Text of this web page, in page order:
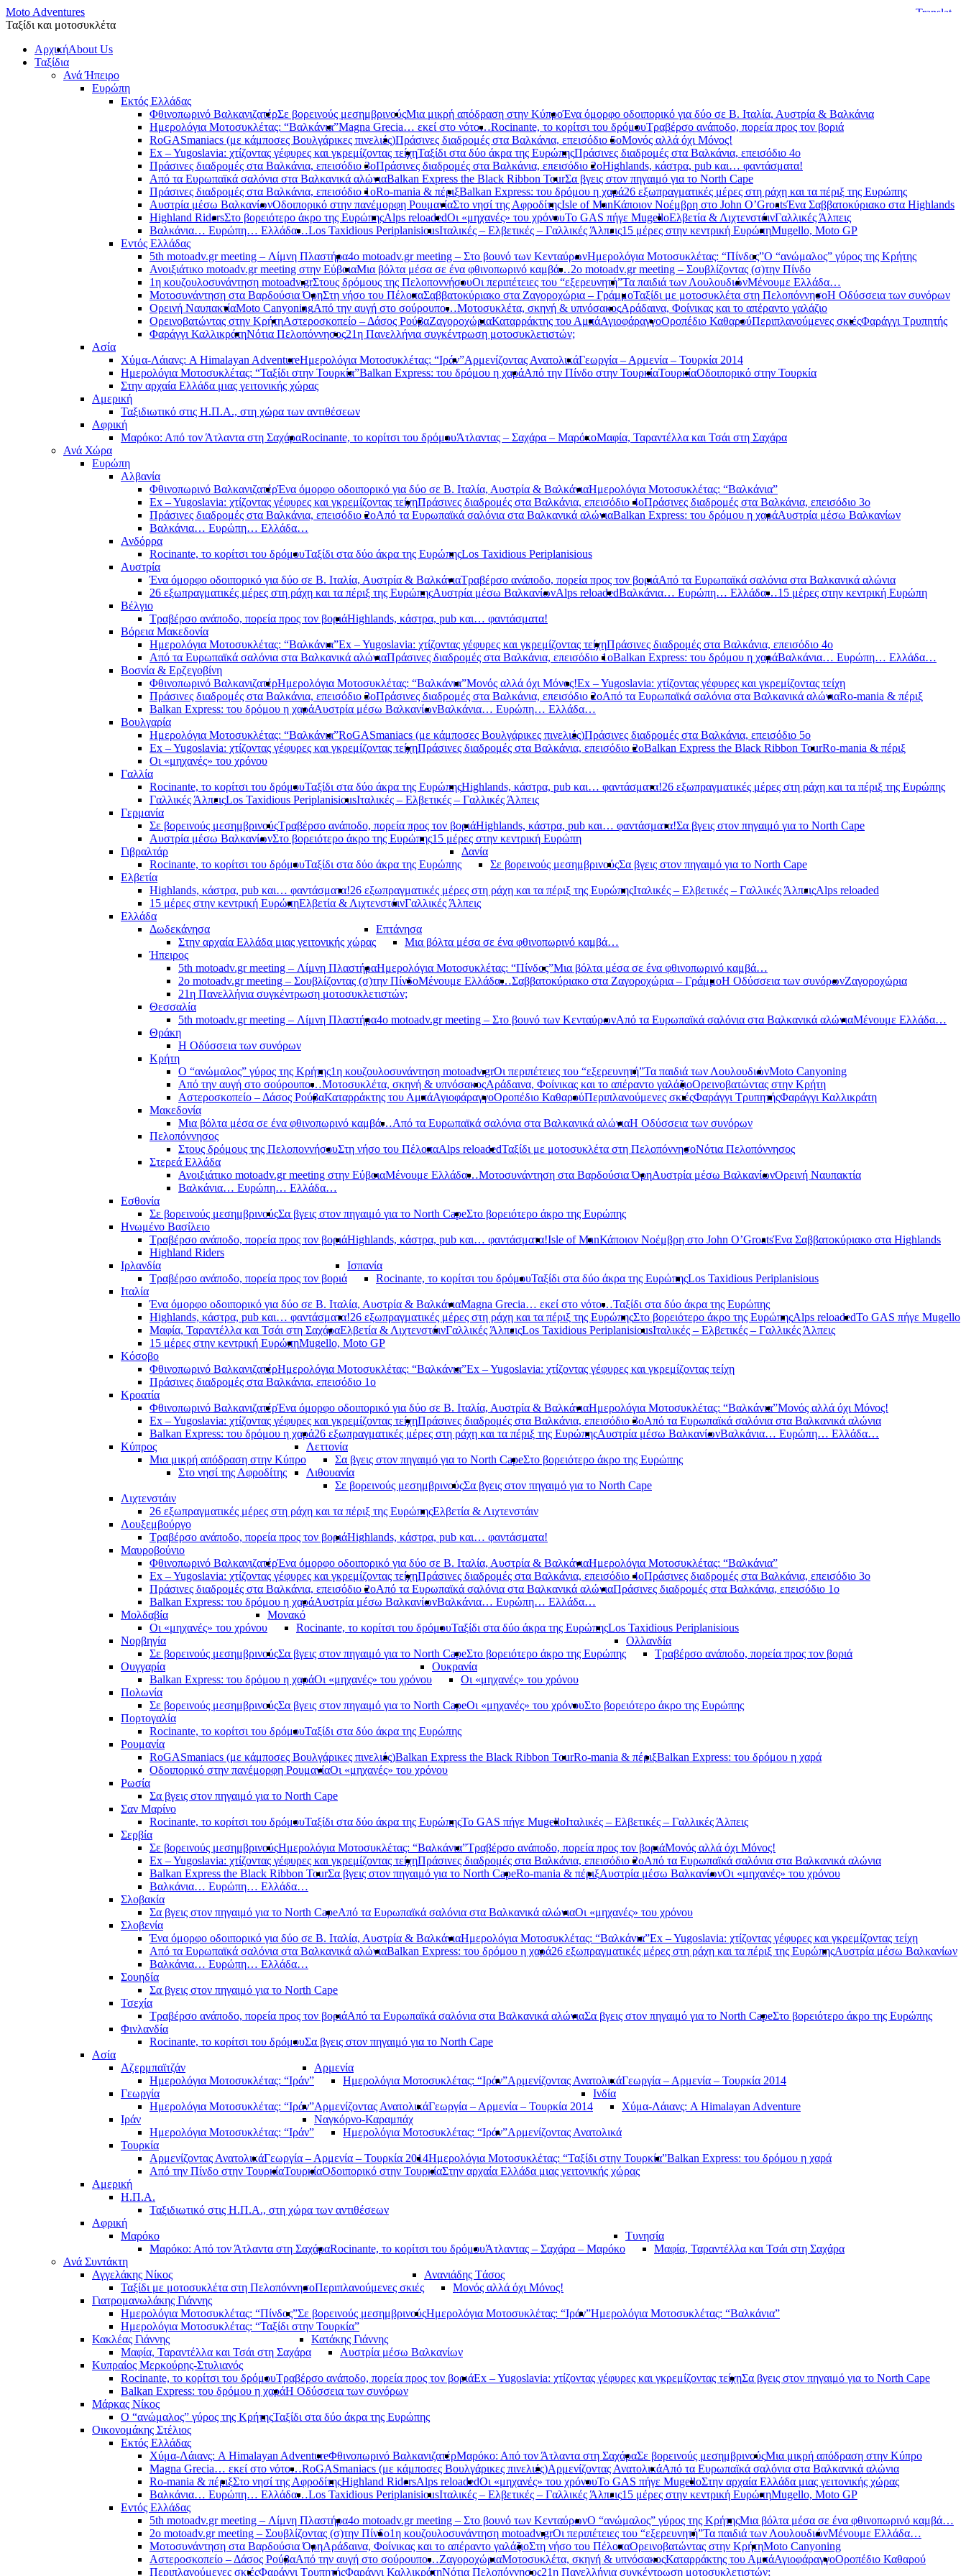
Moto Adventures
Ταξίδι και μοτοσυκλέτα
ΑρχικήAbout Us
Ταξίδια
Ανά Ήπειρο
Ευρώπη
Εκτός Ελλάδας
Φθινοπωρινό ΒαλκανιζατέρΣε βορεινούς μεσημβρινούςΜια μικρή απόδραση στην ΚύπροΈνα όμορφο οδοιπορικό για δύο σε Β. Ιταλία, Αυστρία & Βαλκάνια
Ημερολόγια Μοτοσυκλέτας: “Βαλκάνια”Magna Grecia… εκεί στο νότο…Rocinante, το κορίτσι του δρόμουΤραβέρσο ανάποδο, πορεία προς τον βοριά
RoGASmaniacs (με κάμποσες Βουλγάρικες πινελιές)Πράσινες διαδρομές στα Βαλκάνια, επεισόδιο 5οΜονός αλλά όχι Μόνος!
Ex – Yugoslavia: χτίζοντας γέφυρες και γκρεμίζοντας τείχηΤαξίδι στα δύο άκρα της ΕυρώπηςΠράσινες διαδρομές στα Βαλκάνια, επεισόδιο 4ο
Πράσινες διαδρομές στα Βαλκάνια, επεισόδιο 3οΠράσινες διαδρομές στα Βαλκάνια, επεισόδιο 2οHighlands, κάστρα, pub και… φαντάσματα!
Από τα Ευρωπαϊκά σαλόνια στα Βαλκανικά αλώνιαBalkan Express the Black Ribbon TourΣα βγεις στον πηγαιμό για το North Cape
Πράσινες διαδρομές στα Βαλκάνια, επεισόδιο 1οRo-mania & πέριξBalkan Express: του δρόμου η χαρά26 εξωπραγματικές μέρες στη ράχη και τα πέριξ της Ευρώπης
Αυστρία μέσω ΒαλκανίωνΟδοιπορικό στην πανέμορφη ΡουμανίαΣτο νησί της ΑφροδίτηςIsle of ManΚάποιον Νοέμβρη στο John O’GroatsΈνα Σαββατοκύριακο στα Highlands
Highland RidersΣτο βορειότερο άκρο της ΕυρώπηςAlps reloadedΟι «μηχανές» του χρόνουΤο GAS πήγε MugelloΕλβετία & ΛιχτενστάινΓαλλικές Άλπεις
Βαλκάνια… Ευρώπη… Ελλάδα…Los Taxidious PeriplanisiousΙταλικές – Ελβετικές – Γαλλικές Άλπεις15 μέρες στην κεντρική ΕυρώπηMugello, Moto GP
Εντός Ελλάδας
5th motoadv.gr meeting – Λίμνη Πλαστήρα4ο motoadv.gr meeting – Στο βουνό των ΚενταύρωνΗμερολόγια Μοτοσυκλέτας: “Πίνδος”Ο “ανώμαλος” γύρος της Κρήτης
Ανοιξιάτικο motoadv.gr meeting στην ΕύβοιαΜια βόλτα μέσα σε ένα φθινοπωρινό καμβά…2ο motoadv.gr meeting – Σουβλίζοντας (σ)την Πίνδο
1η κουζουλοσυνάντηση motoadv.grΣτους δρόμους της ΠελοποννήσουΟι περιπέτειες του “εξερευνητή”Τα παιδιά των ΛουλουδιώνΜένουμε Ελλάδα…
Μοτοσυνάντηση στα Βαρδούσια ΌρηΣτη νήσο του ΠέλοπαΣαββατοκύριακο στα Ζαγοροχώρια – ΓράμμοΤαξίδι με μοτοσυκλέτα στη ΠελοπόννησοΗ Οδύσσεια των συνόρων
Ορεινή ΝαυπακτίαMoto CanyoningΑπό την αυγή στο σούρουπο…Μοτοσυκλέτα, σκηνή & υπνόσακοςΑράδαινα, Φοίνικας και το απέραντο γαλάζιο
Ορεινοβατώντας στην ΚρήτηΑστεροσκοπείο – Δάσος ΡούβαΖαγοροχώριαΚαταρράκτης του ΑμπάΑγιοφάραγγοΟροπέδιο ΚαθαρούΠεριπλανούμενες σκιέςΦαράγγι Τρυπητής
Φαράγγι ΚαλλικράτηΝότια Πελοπόννησος21η Πανελλήνια συγκέντρωση μοτοσυκλετιστών;
Ασία
Χύμα-Λάιανς: A Himalayan AdventureΗμερολόγια Μοτοσυκλέτας: “Ιράν”Αρμενίζοντας ΑνατολικάΓεωργία – Αρμενία – Τουρκία 2014
Ημερολόγια Μοτοσυκλέτας: “Ταξίδι στην Τουρκία”Balkan Express: του δρόμου η χαράΑπό την Πίνδο στην ΤουρκίαΤουρκίαΟδοιπορικό στην Τουρκία
Στην αρχαία Ελλάδα μιας γειτονικής χώρας
Αμερική
Ταξιδιωτικό στις Η.Π.Α., στη χώρα των αντιθέσεων
Αφρική
Μαρόκο: Από τον Άτλαντα στη ΣαχάραRocinante, το κορίτσι του δρόμουΆτλαντας – Σαχάρα – ΜαρόκοΜαφία, Ταραντέλλα και Τσάι στη Σαχάρα
Ανά Χώρα
Ευρώπη
Αλβανία
Φθινοπωρινό ΒαλκανιζατέρΈνα όμορφο οδοιπορικό για δύο σε Β. Ιταλία, Αυστρία & ΒαλκάνιαΗμερολόγια Μοτοσυκλέτας: “Βαλκάνια”
Ex – Yugoslavia: χτίζοντας γέφυρες και γκρεμίζοντας τείχηΠράσινες διαδρομές στα Βαλκάνια, επεισόδιο 4οΠράσινες διαδρομές στα Βαλκάνια, επεισόδιο 3ο
Πράσινες διαδρομές στα Βαλκάνια, επεισόδιο 2οΑπό τα Ευρωπαϊκά σαλόνια στα Βαλκανικά αλώνιαBalkan Express: του δρόμου η χαράΑυστρία μέσω Βαλκανίων
Βαλκάνια… Ευρώπη… Ελλάδα…
Ανδόρρα
Rocinante, το κορίτσι του δρόμουΤαξίδι στα δύο άκρα της ΕυρώπηςLos Taxidious Periplanisious
Αυστρία
Ένα όμορφο οδοιπορικό για δύο σε Β. Ιταλία, Αυστρία & ΒαλκάνιαΤραβέρσο ανάποδο, πορεία προς τον βοριάΑπό τα Ευρωπαϊκά σαλόνια στα Βαλκανικά αλώνια
26 εξωπραγματικές μέρες στη ράχη και τα πέριξ της ΕυρώπηςΑυστρία μέσω ΒαλκανίωνAlps reloadedΒαλκάνια… Ευρώπη… Ελλάδα…15 μέρες στην κεντρική Ευρώπη
Βέλγιο
Τραβέρσο ανάποδο, πορεία προς τον βοριάHighlands, κάστρα, pub και… φαντάσματα!
Βόρεια Μακεδονία
Ημερολόγια Μοτοσυκλέτας: “Βαλκάνια”Ex – Yugoslavia: χτίζοντας γέφυρες και γκρεμίζοντας τείχηΠράσινες διαδρομές στα Βαλκάνια, επεισόδιο 4ο
Από τα Ευρωπαϊκά σαλόνια στα Βαλκανικά αλώνιαΠράσινες διαδρομές στα Βαλκάνια, επεισόδιο 1οBalkan Express: του δρόμου η χαράΒαλκάνια… Ευρώπη… Ελλάδα…
Βοσνία & Ερζεγοβίνη
Φθινοπωρινό ΒαλκανιζατέρΗμερολόγια Μοτοσυκλέτας: “Βαλκάνια”Μονός αλλά όχι Μόνος!Ex – Yugoslavia: χτίζοντας γέφυρες και γκρεμίζοντας τείχη
Πράσινες διαδρομές στα Βαλκάνια, επεισόδιο 3οΠράσινες διαδρομές στα Βαλκάνια, επεισόδιο 2οΑπό τα Ευρωπαϊκά σαλόνια στα Βαλκανικά αλώνιαRo-mania & πέριξ
Balkan Express: του δρόμου η χαράΑυστρία μέσω ΒαλκανίωνΒαλκάνια… Ευρώπη… Ελλάδα…
Βουλγαρία
Ημερολόγια Μοτοσυκλέτας: “Βαλκάνια”RoGASmaniacs (με κάμποσες Βουλγάρικες πινελιές)Πράσινες διαδρομές στα Βαλκάνια, επεισόδιο 5ο
Ex – Yugoslavia: χτίζοντας γέφυρες και γκρεμίζοντας τείχηΠράσινες διαδρομές στα Βαλκάνια, επεισόδιο 2οBalkan Express the Black Ribbon TourRo-mania & πέριξ
Οι «μηχανές» του χρόνου
Γαλλία
Rocinante, το κορίτσι του δρόμουΤαξίδι στα δύο άκρα της ΕυρώπηςHighlands, κάστρα, pub και… φαντάσματα!26 εξωπραγματικές μέρες στη ράχη και τα πέριξ της Ευρώπης
Γαλλικές ΆλπειςLos Taxidious PeriplanisiousΙταλικές – Ελβετικές – Γαλλικές Άλπεις
Γερμανία
Σε βορεινούς μεσημβρινούςΤραβέρσο ανάποδο, πορεία προς τον βοριάHighlands, κάστρα, pub και… φαντάσματα!Σα βγεις στον πηγαιμό για το North Cape
Αυστρία μέσω ΒαλκανίωνΣτο βορειότερο άκρο της Ευρώπης15 μέρες στην κεντρική Ευρώπη
Γιβραλτάρ
Rocinante, το κορίτσι του δρόμουΤαξίδι στα δύο άκρα της Ευρώπης
Δανία
Σε βορεινούς μεσημβρινούςΣα βγεις στον πηγαιμό για το North Cape
Ελβετία
Highlands, κάστρα, pub και… φαντάσματα!26 εξωπραγματικές μέρες στη ράχη και τα πέριξ της ΕυρώπηςΙταλικές – Ελβετικές – Γαλλικές ΆλπειςAlps reloaded
15 μέρες στην κεντρική ΕυρώπηΕλβετία & ΛιχτενστάινΓαλλικές Άλπεις
Ελλάδα
Δωδεκάνησα
Στην αρχαία Ελλάδα μιας γειτονικής χώρας
Επτάνησα
Μια βόλτα μέσα σε ένα φθινοπωρινό καμβά…
Ήπειρος
5th motoadv.gr meeting – Λίμνη ΠλαστήραΗμερολόγια Μοτοσυκλέτας: “Πίνδος”Μια βόλτα μέσα σε ένα φθινοπωρινό καμβά…
2ο motoadv.gr meeting – Σουβλίζοντας (σ)την ΠίνδοΜένουμε Ελλάδα…Σαββατοκύριακο στα Ζαγοροχώρια – ΓράμμοΗ Οδύσσεια των συνόρωνΖαγοροχώρια
21η Πανελλήνια συγκέντρωση μοτοσυκλετιστών;
Θεσσαλία
5th motoadv.gr meeting – Λίμνη Πλαστήρα4ο motoadv.gr meeting – Στο βουνό των ΚενταύρωνΑπό τα Ευρωπαϊκά σαλόνια στα Βαλκανικά αλώνιαΜένουμε Ελλάδα…
Θράκη
Η Οδύσσεια των συνόρων
Κρήτη
Ο “ανώμαλος” γύρος της Κρήτης1η κουζουλοσυνάντηση motoadv.grΟι περιπέτειες του “εξερευνητή”Τα παιδιά των ΛουλουδιώνMoto Canyoning
Από την αυγή στο σούρουπο…Μοτοσυκλέτα, σκηνή & υπνόσακοςΑράδαινα, Φοίνικας και το απέραντο γαλάζιοΟρεινοβατώντας στην Κρήτη
Αστεροσκοπείο – Δάσος ΡούβαΚαταρράκτης του ΑμπάΑγιοφάραγγοΟροπέδιο ΚαθαρούΠεριπλανούμενες σκιέςΦαράγγι ΤρυπητήςΦαράγγι Καλλικράτη
Μακεδονία
Μια βόλτα μέσα σε ένα φθινοπωρινό καμβά…Από τα Ευρωπαϊκά σαλόνια στα Βαλκανικά αλώνιαΗ Οδύσσεια των συνόρων
Πελοπόννησος
Στους δρόμους της ΠελοποννήσουΣτη νήσο του ΠέλοπαAlps reloadedΤαξίδι με μοτοσυκλέτα στη ΠελοπόννησοΝότια Πελοπόννησος
Στερεά Ελλάδα
Ανοιξιάτικο motoadv.gr meeting στην ΕύβοιαΜένουμε Ελλάδα…Μοτοσυνάντηση στα Βαρδούσια ΌρηΑυστρία μέσω ΒαλκανίωνΟρεινή Ναυπακτία
Βαλκάνια… Ευρώπη… Ελλάδα…
Εσθονία
Σε βορεινούς μεσημβρινούςΣα βγεις στον πηγαιμό για το North CapeΣτο βορειότερο άκρο της Ευρώπης
Ηνωμένο Βασίλειο
Τραβέρσο ανάποδο, πορεία προς τον βοριάHighlands, κάστρα, pub και… φαντάσματα!Isle of ManΚάποιον Νοέμβρη στο John O’GroatsΈνα Σαββατοκύριακο στα Highlands
Highland Riders
Ιρλανδία
Τραβέρσο ανάποδο, πορεία προς τον βοριά
Ισπανία
Rocinante, το κορίτσι του δρόμουΤαξίδι στα δύο άκρα της ΕυρώπηςLos Taxidious Periplanisious
Ιταλία
Ένα όμορφο οδοιπορικό για δύο σε Β. Ιταλία, Αυστρία & ΒαλκάνιαMagna Grecia… εκεί στο νότο…Ταξίδι στα δύο άκρα της Ευρώπης
Highlands, κάστρα, pub και… φαντάσματα!26 εξωπραγματικές μέρες στη ράχη και τα πέριξ της ΕυρώπηςΣτο βορειότερο άκρο της ΕυρώπηςAlps reloadedΤο GAS πήγε Mugello
Μαφία, Ταραντέλλα και Τσάι στη ΣαχάραΕλβετία & ΛιχτενστάινΓαλλικές ΆλπειςLos Taxidious PeriplanisiousΙταλικές – Ελβετικές – Γαλλικές Άλπεις
15 μέρες στην κεντρική ΕυρώπηMugello, Moto GP
Κόσοβο
Φθινοπωρινό ΒαλκανιζατέρΗμερολόγια Μοτοσυκλέτας: “Βαλκάνια”Ex – Yugoslavia: χτίζοντας γέφυρες και γκρεμίζοντας τείχη
Πράσινες διαδρομές στα Βαλκάνια, επεισόδιο 1ο
Κροατία
Φθινοπωρινό ΒαλκανιζατέρΈνα όμορφο οδοιπορικό για δύο σε Β. Ιταλία, Αυστρία & ΒαλκάνιαΗμερολόγια Μοτοσυκλέτας: “Βαλκάνια”Μονός αλλά όχι Μόνος!
Ex – Yugoslavia: χτίζοντας γέφυρες και γκρεμίζοντας τείχηΠράσινες διαδρομές στα Βαλκάνια, επεισόδιο 3οΑπό τα Ευρωπαϊκά σαλόνια στα Βαλκανικά αλώνια
Balkan Express: του δρόμου η χαρά26 εξωπραγματικές μέρες στη ράχη και τα πέριξ της ΕυρώπηςΑυστρία μέσω ΒαλκανίωνΒαλκάνια… Ευρώπη… Ελλάδα…
Κύπρος
Μια μικρή απόδραση στην Κύπρο
Στο νησί της Αφροδίτης
Λεττονία
Σα βγεις στον πηγαιμό για το North CapeΣτο βορειότερο άκρο της Ευρώπης
Λιθουανία
Σε βορεινούς μεσημβρινούςΣα βγεις στον πηγαιμό για το North Cape
Λιχτενστάιν
26 εξωπραγματικές μέρες στη ράχη και τα πέριξ της ΕυρώπηςΕλβετία & Λιχτενστάιν
Λουξεμβούργο
Τραβέρσο ανάποδο, πορεία προς τον βοριάHighlands, κάστρα, pub και… φαντάσματα!
Μαυροβούνιο
Φθινοπωρινό ΒαλκανιζατέρΈνα όμορφο οδοιπορικό για δύο σε Β. Ιταλία, Αυστρία & ΒαλκάνιαΗμερολόγια Μοτοσυκλέτας: “Βαλκάνια”
Ex – Yugoslavia: χτίζοντας γέφυρες και γκρεμίζοντας τείχηΠράσινες διαδρομές στα Βαλκάνια, επεισόδιο 4οΠράσινες διαδρομές στα Βαλκάνια, επεισόδιο 3ο
Πράσινες διαδρομές στα Βαλκάνια, επεισόδιο 2οΑπό τα Ευρωπαϊκά σαλόνια στα Βαλκανικά αλώνιαΠράσινες διαδρομές στα Βαλκάνια, επεισόδιο 1ο
Balkan Express: του δρόμου η χαράΑυστρία μέσω ΒαλκανίωνΒαλκάνια… Ευρώπη… Ελλάδα…
Μολδαβία
Οι «μηχανές» του χρόνου
Μονακό
Rocinante, το κορίτσι του δρόμουΤαξίδι στα δύο άκρα της ΕυρώπηςLos Taxidious Periplanisious
Νορβηγία
Σε βορεινούς μεσημβρινούςΣα βγεις στον πηγαιμό για το North CapeΣτο βορειότερο άκρο της Ευρώπης
Ολλανδία
Τραβέρσο ανάποδο, πορεία προς τον βοριά
Ουγγαρία
Balkan Express: του δρόμου η χαράΟι «μηχανές» του χρόνου
Ουκρανία
Οι «μηχανές» του χρόνου
Πολωνία
Σε βορεινούς μεσημβρινούςΣα βγεις στον πηγαιμό για το North CapeΟι «μηχανές» του χρόνουΣτο βορειότερο άκρο της Ευρώπης
Πορτογαλία
Rocinante, το κορίτσι του δρόμουΤαξίδι στα δύο άκρα της Ευρώπης
Ρουμανία
RoGASmaniacs (με κάμποσες Βουλγάρικες πινελιές)Balkan Express the Black Ribbon TourRo-mania & πέριξBalkan Express: του δρόμου η χαρά
Οδοιπορικό στην πανέμορφη ΡουμανίαΟι «μηχανές» του χρόνου
Ρωσία
Σα βγεις στον πηγαιμό για το North Cape
Σαν Μαρίνο
Rocinante, το κορίτσι του δρόμουΤαξίδι στα δύο άκρα της ΕυρώπηςΤο GAS πήγε MugelloΙταλικές – Ελβετικές – Γαλλικές Άλπεις
Σερβία
Σε βορεινούς μεσημβρινούςΗμερολόγια Μοτοσυκλέτας: “Βαλκάνια”Τραβέρσο ανάποδο, πορεία προς τον βοριάΜονός αλλά όχι Μόνος!
Ex – Yugoslavia: χτίζοντας γέφυρες και γκρεμίζοντας τείχηΠράσινες διαδρομές στα Βαλκάνια, επεισόδιο 2οΑπό τα Ευρωπαϊκά σαλόνια στα Βαλκανικά αλώνια
Balkan Express the Black Ribbon TourΣα βγεις στον πηγαιμό για το North CapeRo-mania & πέριξΑυστρία μέσω ΒαλκανίωνΟι «μηχανές» του χρόνου
Βαλκάνια… Ευρώπη… Ελλάδα…
Σλοβακία
Σα βγεις στον πηγαιμό για το North CapeΑπό τα Ευρωπαϊκά σαλόνια στα Βαλκανικά αλώνιαΟι «μηχανές» του χρόνου
Σλοβενία
Ένα όμορφο οδοιπορικό για δύο σε Β. Ιταλία, Αυστρία & ΒαλκάνιαΗμερολόγια Μοτοσυκλέτας: “Βαλκάνια”Ex – Yugoslavia: χτίζοντας γέφυρες και γκρεμίζοντας τείχη
Από τα Ευρωπαϊκά σαλόνια στα Βαλκανικά αλώνιαBalkan Express: του δρόμου η χαρά26 εξωπραγματικές μέρες στη ράχη και τα πέριξ της ΕυρώπηςΑυστρία μέσω Βαλκανίων
Βαλκάνια… Ευρώπη… Ελλάδα…
Σουηδία
Σα βγεις στον πηγαιμό για το North Cape
Τσεχία
Τραβέρσο ανάποδο, πορεία προς τον βοριάΑπό τα Ευρωπαϊκά σαλόνια στα Βαλκανικά αλώνιαΣα βγεις στον πηγαιμό για το North CapeΣτο βορειότερο άκρο της Ευρώπης
Φινλανδία
Rocinante, το κορίτσι του δρόμουΣα βγεις στον πηγαιμό για το North Cape
Ασία
Αζερμπαϊτζάν
Ημερολόγια Μοτοσυκλέτας: “Ιράν”
Αρμενία
Ημερολόγια Μοτοσυκλέτας: “Ιράν”Αρμενίζοντας ΑνατολικάΓεωργία – Αρμενία – Τουρκία 2014
Γεωργία
Ημερολόγια Μοτοσυκλέτας: “Ιράν”Αρμενίζοντας ΑνατολικάΓεωργία – Αρμενία – Τουρκία 2014
Ινδία
Χύμα-Λάιανς: A Himalayan Adventure
Ιράν
Ημερολόγια Μοτοσυκλέτας: “Ιράν”
Ναγκόρνο-Καραμπάχ
Ημερολόγια Μοτοσυκλέτας: “Ιράν”Αρμενίζοντας Ανατολικά
Τουρκία
Αρμενίζοντας ΑνατολικάΓεωργία – Αρμενία – Τουρκία 2014Ημερολόγια Μοτοσυκλέτας: “Ταξίδι στην Τουρκία”Balkan Express: του δρόμου η χαρά
Από την Πίνδο στην ΤουρκίαΤουρκίαΟδοιπορικό στην ΤουρκίαΣτην αρχαία Ελλάδα μιας γειτονικής χώρας
Αμερική
Η.Π.Α.
Ταξιδιωτικό στις Η.Π.Α., στη χώρα των αντιθέσεων
Αφρική
Μαρόκο
Μαρόκο: Από τον Άτλαντα στη ΣαχάραRocinante, το κορίτσι του δρόμουΆτλαντας – Σαχάρα – Μαρόκο
Τυνησία
Μαφία, Ταραντέλλα και Τσάι στη Σαχάρα
Ανά Συντάκτη
Αγγελάκης Νίκος
Ταξίδι με μοτοσυκλέτα στη ΠελοπόννησοΠεριπλανούμενες σκιές
Ανανιάδης Tάσος
Μονός αλλά όχι Μόνος!
Γιατρομανωλάκης Γιάννης
Ημερολόγια Μοτοσυκλέτας: “Πίνδος”Σε βορεινούς μεσημβρινούςΗμερολόγια Μοτοσυκλέτας: “Ιράν”Ημερολόγια Μοτοσυκλέτας: “Βαλκάνια”
Ημερολόγια Μοτοσυκλέτας: “Ταξίδι στην Τουρκία”
Κακλέας Γιάννης
Μαφία, Ταραντέλλα και Τσάι στη Σαχάρα
Κατάκης Γιάννης
Αυστρία μέσω Βαλκανίων
Κυπραίος Μερκούρης-Στυλιανός
Rocinante, το κορίτσι του δρόμουΤραβέρσο ανάποδο, πορεία προς τον βοριάEx – Yugoslavia: χτίζοντας γέφυρες και γκρεμίζοντας τείχηΣα βγεις στον πηγαιμό για το North Cape
Balkan Express: του δρόμου η χαράΗ Οδύσσεια των συνόρων
Μάρκας Νίκος
Ο “ανώμαλος” γύρος της ΚρήτηςΤαξίδι στα δύο άκρα της Ευρώπης
Οικονομάκης Στέλιος
Εκτός Ελλάδας
Χύμα-Λάιανς: A Himalayan AdventureΦθινοπωρινό ΒαλκανιζατέρΜαρόκο: Από τον Άτλαντα στη ΣαχάραΣε βορεινούς μεσημβρινούςΜια μικρή απόδραση στην Κύπρο
Magna Grecia… εκεί στο νότο…RoGASmaniacs (με κάμποσες Βουλγάρικες πινελιές)Αρμενίζοντας ΑνατολικάΑπό τα Ευρωπαϊκά σαλόνια στα Βαλκανικά αλώνια
Ro-mania & πέριξΣτο νησί της ΑφροδίτηςHighland RidersAlps reloadedΟι «μηχανές» του χρόνουΤο GAS πήγε MugelloΣτην αρχαία Ελλάδα μιας γειτονικής χώρας
Βαλκάνια… Ευρώπη… Ελλάδα…Los Taxidious PeriplanisiousΙταλικές – Ελβετικές – Γαλλικές Άλπεις15 μέρες στην κεντρική ΕυρώπηMugello, Moto GP
Εντός Ελλάδας
5th motoadv.gr meeting – Λίμνη Πλαστήρα4ο motoadv.gr meeting – Στο βουνό των ΚενταύρωνΟ “ανώμαλος” γύρος της ΚρήτηςΜια βόλτα μέσα σε ένα φθινοπωρινό καμβά…
2ο motoadv.gr meeting – Σουβλίζοντας (σ)την Πίνδο1η κουζουλοσυνάντηση motoadv.grΟι περιπέτειες του “εξερευνητή”Τα παιδιά των ΛουλουδιώνΜένουμε Ελλάδα…
Μοτοσυνάντηση στα Βαρδούσια ΌρηΑράδαινα, Φοίνικας και το απέραντο γαλάζιοΣτη νήσο του ΠέλοπαΟρεινοβατώντας στην ΚρήτηMoto Canyoning
Αστεροσκοπείο – Δάσος ΡούβαΑπό την αυγή στο σούρουπο…ΖαγοροχώριαΜοτοσυκλέτα, σκηνή & υπνόσακοςΚαταρράκτης του ΑμπάΑγιοφάραγγοΟροπέδιο Καθαρού
Περιπλανούμενες σκιέςΦαράγγι ΤρυπητήςΦαράγγι ΚαλλικράτηΝότια Πελοπόννησος21η Πανελλήνια συγκέντρωση μοτοσυκλετιστών;